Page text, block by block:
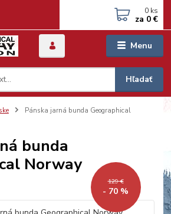
Menu
Hľadať
0 ks
za 0 €
Pánska jarná bunda Geographical
bunda
Norway
129 €
- 70 %